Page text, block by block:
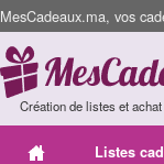
MesCadeaux.ma, vos
Création de listes et
Listes